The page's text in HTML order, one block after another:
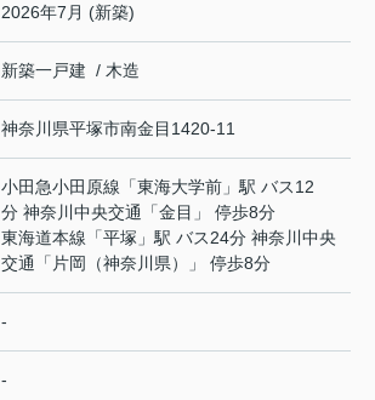
2026年7月 (新築)
新築一戸建 / 木造
神奈川県平塚市南金目 1420-11
小田急小田原線 「東海大学前 」駅 バス12
分 神奈川中央交通「金目」 停歩8分
東海道本線 「平塚 」駅 バス24分 神奈川中央
交通「片岡（神奈川県）」 停歩8分
-
-